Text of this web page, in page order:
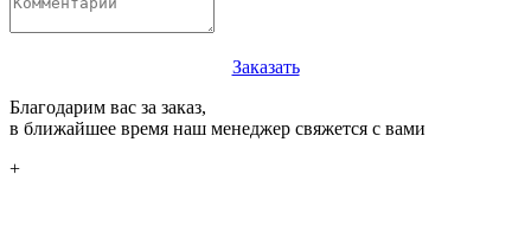
Заказать
Благодарим вас за заказ,
в ближайшее время наш менеджер свяжется с вами
+